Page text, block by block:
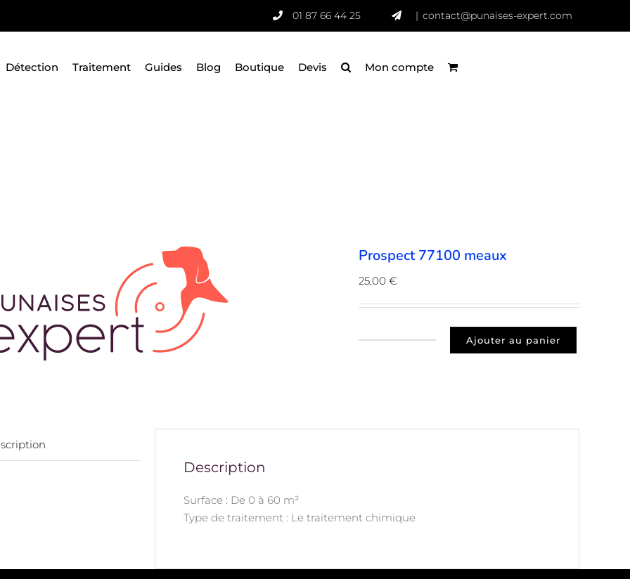
01 87 66 44 25 | contact@punaises-expert.com
Détection Traitement Guides Blog Boutique Devis Mon compte
Prospect 77100 meaux
25,00 €
Ajouter au panier
Description
Surface : De 0 à 60 m²
Type de traitement : Le traitement chimique